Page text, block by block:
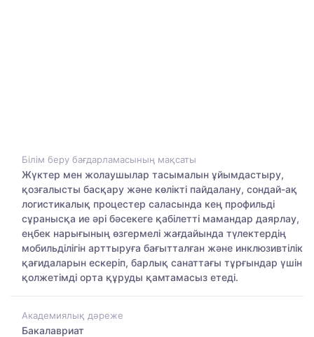
Білім беру бағдарламасының мақсаты
Жүктер мен жолаушылар тасымалын ұйымдастыру,
қозғалысты басқару және көлікті пайдалану, сондай-ақ
логистикалық процестер саласында кең профильді
сұранысқа ие әрі бәсекеге қабілетті мамандар даярлау,
еңбек нарығының өзгермелі жағдайында түлектердің
мобильділігін арттыруға бағытталған және инклюзивтілік
қағидаларын ескеріп, барлық санаттағы тұрғындар үшін
қолжетімді орта құруды қамтамасыз етеді.
Академиялық дәреже
Бакалавриат